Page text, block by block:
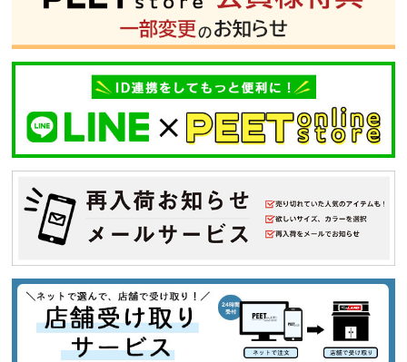
並び順
カテゴリ
サイズ
S
M
L
XL
XXL
XXXL
30inc
32inc
34inc
36inc
38inc
40inc
KIDS
カラー